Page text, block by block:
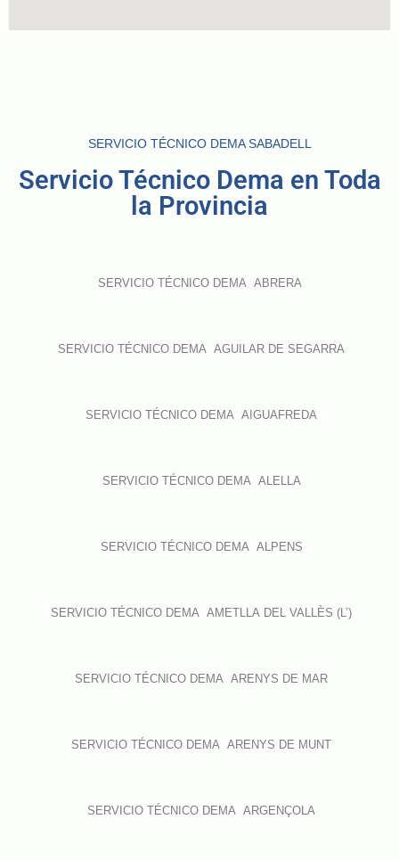
SERVICIO TÉCNICO DEMA SABADELL
Servicio Técnico Dema en Toda
la Provincia
SERVICIO TÉCNICO DEMA ABRERA
SERVICIO TÉCNICO DEMA AGUILAR DE SEGARRA
SERVICIO TÉCNICO DEMA AIGUAFREDA
SERVICIO TÉCNICO DEMA ALELLA
SERVICIO TÉCNICO DEMA ALPENS
SERVICIO TÉCNICO DEMA AMETLLA DEL VALLÈS (L’)
SERVICIO TÉCNICO DEMA ARENYS DE MAR
SERVICIO TÉCNICO DEMA ARENYS DE MUNT
SERVICIO TÉCNICO DEMA ARGENÇOLA